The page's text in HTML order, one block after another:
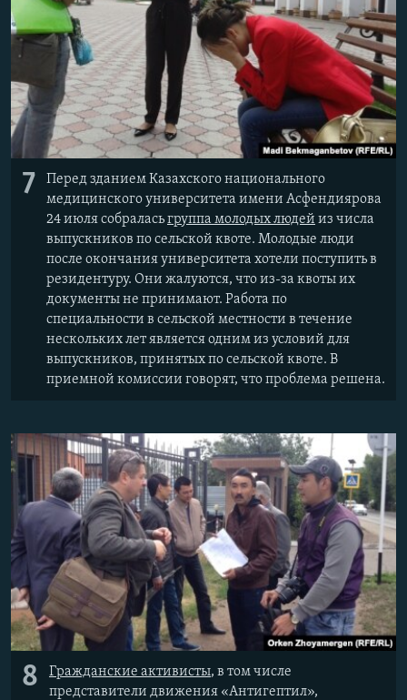
7
Перед зданием Казахского национального
медицинского университета имени Асфендиярова
24 июля собраласьгруппа молодых людей из числа
выпускников по сельской квоте. Молодые люди
после окончания университета хотели поступить в
резидентуру. Они жалуются, что из-за квоты их
документы не принимают. Работа по
специальности в сельской местности в течение
нескольких лет является одним из условий для
выпускников, принятых по сельской квоте. В
приемной комиссии говорят, что проблема решена.
8 Гражданские активисты, в том числе
представители движения «Антигептил»,